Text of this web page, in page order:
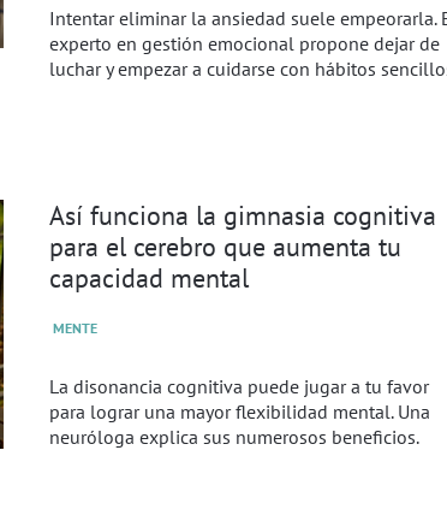
Intentar eliminar la ansiedad suele empeorarla.
experto en gestión emocional propone dejar de
luchar y empezar a cuidarse con hábitos
Así funciona la gimnasia cognitiva
para el cerebro que aumenta tu
capacidad mental
MENTE
La disonancia cognitiva puede jugar a tu favor
para lograr una mayor flexibilidad mental. Una
neuróloga explica sus numerosos beneficios.